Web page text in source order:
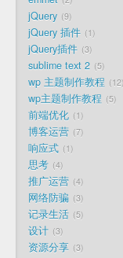
jQuery 9
jQuery 插件 1
jQuery插件 3
sublime text 2 5
wp 主题制作教程 12
wp主题制作教程 5
前端优化 1
博客运营 7
响应式 1
思考 4
推广运营 4
网络防骗 3
记录生活 5
设计 3
资源分享 3